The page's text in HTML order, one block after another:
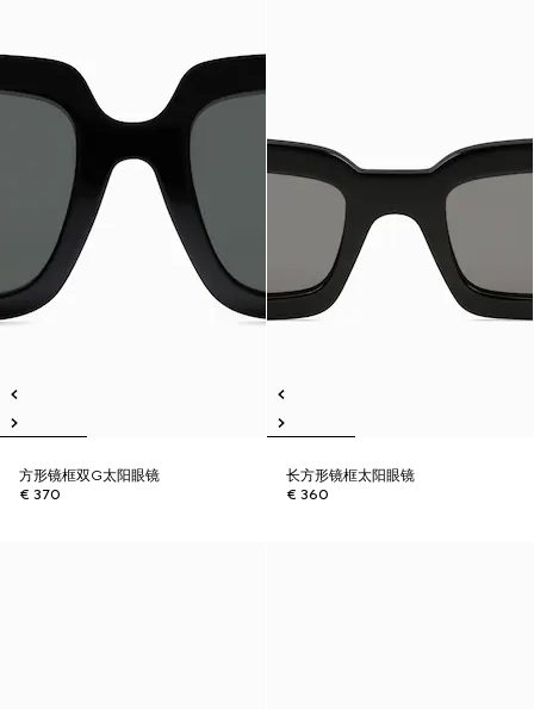
方形镜框双G太阳眼镜
€ 370
长方形镜框太阳眼镜
€ 360